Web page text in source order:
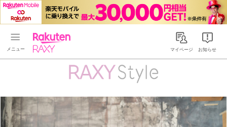
Rakuten RAXYマイページ お知らせ